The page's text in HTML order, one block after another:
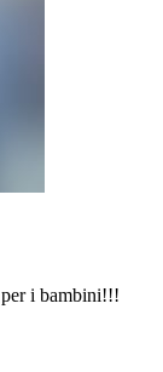
i bambini!!!